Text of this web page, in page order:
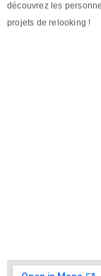
découvrez les
projets de relooking !